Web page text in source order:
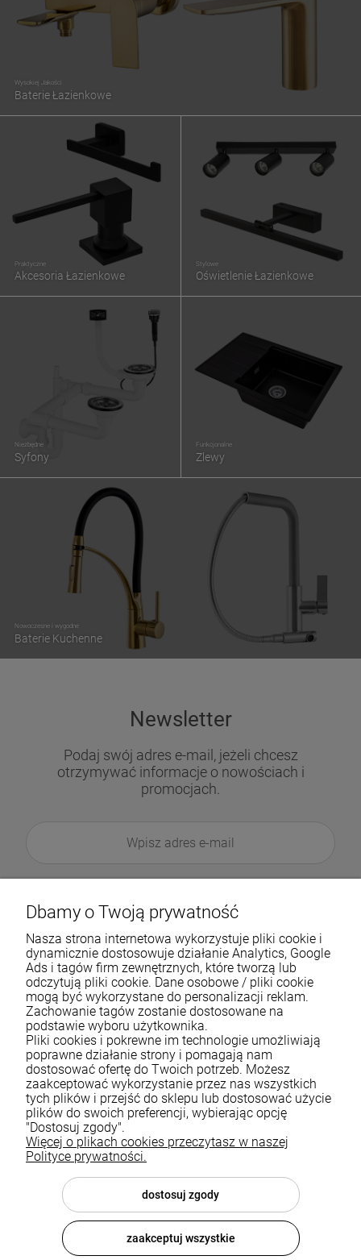
Wysokiej Jakości
Baterie Łazienkowe
Praktyczne
Akcesoria Łazienkowe
Stylowe
Oświetlenie Łazienkowe
Nowoczesne i wygodne
Baterie Kuchenne
Niezbędne
Syfony
Funkcjonalne
Zlewy
Newsletter
Podaj swój adres e-mail, jeżeli chcesz
otrzymywać informacje o nowościach i
promocjach.
Pomoc
Moje konto
Płatności i dostawa
Informacje
Dbamy o Twoją prywatność
Nasza strona internetowa wykorzystuje pliki cookie i
dynamicznie dostosowuje działanie Analytics, Google
Ads i tagów firm zewnętrznych, które tworzą lub
odczytują pliki cookie. Dane osobowe / pliki cookie
mogą być wykorzystane do personalizacji reklam.
Zachowanie tagów zostanie dostosowane na
podstawie wyboru użytkownika.
Pliki cookies i pokrewne im technologie umożliwiają
poprawne działanie strony i pomagają nam
dostosować ofertę do Twoich potrzeb. Możesz
zaakceptować wykorzystanie przez nas wszystkich
tych plików i przejść do sklepu lub dostosować użycie
plików do swoich preferencji, wybierając opcję
"Dostosuj zgody".
Więcej o plikach cookies przeczytasz w naszej
Polityce prywatności.
dostosuj zgody
zaakceptuj wszystkie